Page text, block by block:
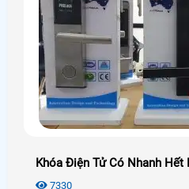
Khóa Điện Tử Có Nhanh Hết
7330